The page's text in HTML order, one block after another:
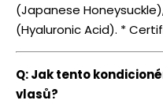
(Japanese
(Hyaluronic Acid). *
Q: Jak tento
vlasů?